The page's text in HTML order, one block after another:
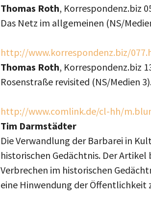
Thomas Roth, Korrespondenz.biz
Das Netz im allgemeinen (NS/
http://www.korrespondenz.biz/
Thomas Roth, Korrespondenz.biz
Rosenstraße revisited (NS/Medien
http://www.comlink.de/cl-hh/
Tim Darmstädter
Die Verwandlung der Barbarei in
historischen Gedächtnis. Der
Verbrechen im historischen
eine Hinwendung der